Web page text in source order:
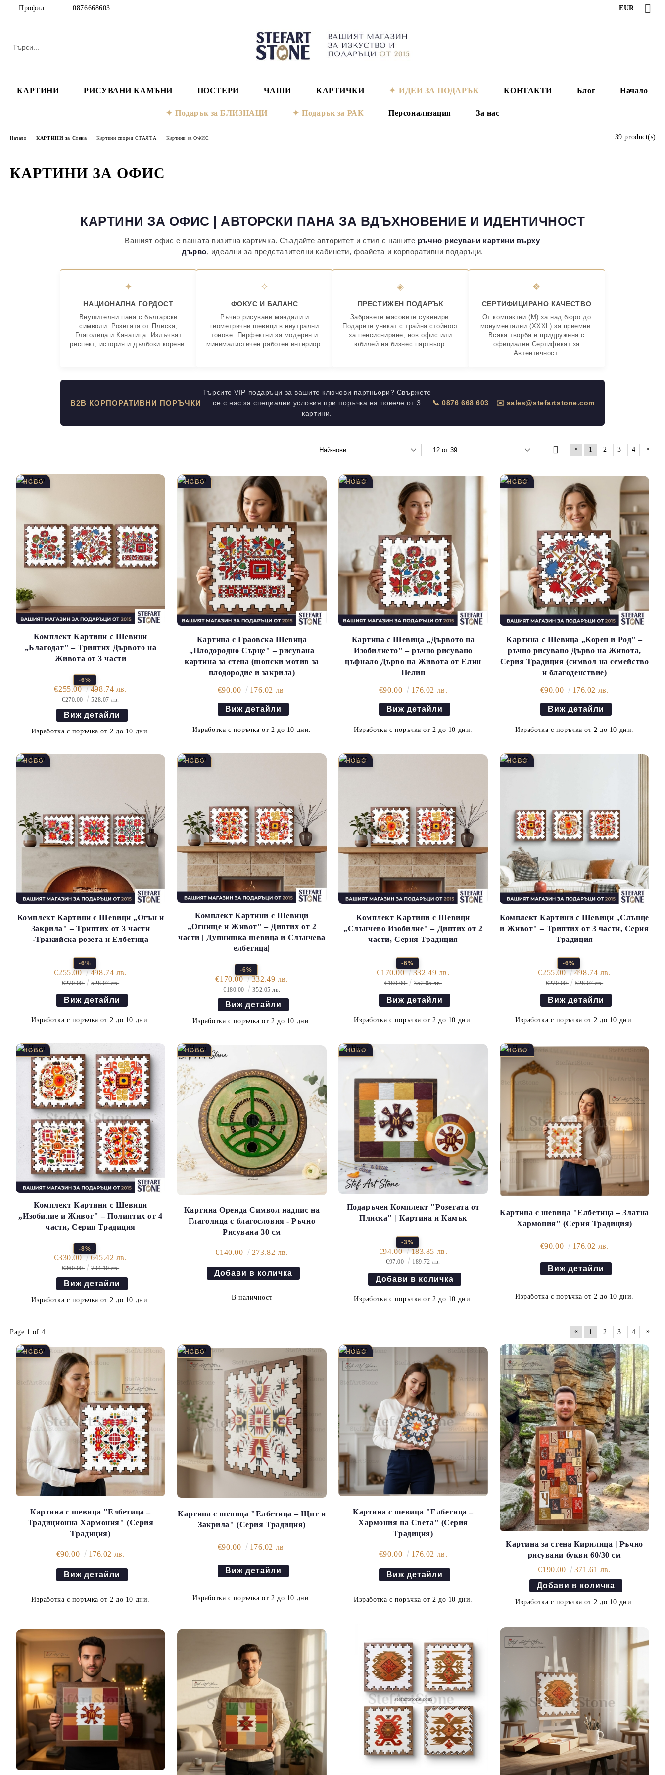
Профил 0876668603 EUR
КАРТИНИ РИСУВАНИ КАМЪНИ ПОСТЕРИ ЧАШИ КАРТИЧКИ ИДЕИ ЗА ПОДАРЪК КОНТАКТИ Блог Начало
Подарък за БЛИЗНАЦИ Подарък за РАК Персонализация За нас
Начало КАРТИНИ за Стена Картини според СТАЯТА Картини за ОФИС
КАРТИНИ ЗА ОФИС
КАРТИНИ ЗА ОФИС | АВТОРСКИ ПАНА ЗА ВДЪХНОВЕНИЕ И ИДЕНТИЧНОСТ
Вашият офис е вашата визитна картичка. Създайте авторитет и стил с нашите ръчно рисувани картини върху
дърво, идеални за представителни кабинети, фоайета и корпоративни подаръци.
✦
НАЦИОНАЛНА ГОРДОСТ
Внушителни пана с български
символи: Розетата от Плиска,
Глаголица и Канатица. Излъчват
респект, история и дълбоки корени.
✧
ФОКУС И БАЛАНС
Ръчно рисувани мандали и
геометрични шевици в неутрални
тонове. Перфектни за модерен и
минималистичен работен интериор.
◈
ПРЕСТИЖЕН ПОДАРЪК
Забравете масовите сувенири.
Подарете уникат с трайна стойност
за пенсиониране, нов офис или
юбилей на бизнес партньор.
❖
СЕРТИФИЦИРАНО КАЧЕСТВО
От компактни (M) за над бюро до
монументални (XXXL) за приемни.
Всяка творба е придружена с
официален Сертификат за
Автентичност.
B2B КОРПОРАТИВНИ ПОРЪЧКИ
Търсите VIP подаръци за вашите ключови партньори? Свържете
се с нас за специални условия при поръчка на повече от 3
картини.
📞 0876 668 603 ✉️ sales@stefartstone.com
39 product(s)
« 1 2 3 4 »
Комплект Картини с Шевици
„Благодат" – Триптих Дървото на
Живота от 3 части
-6%
€255.00 498.74 лв.
€270.00 528.07 лв.
Виж детайли
Изработка с поръчка от 2 до 10 дни.
Картина с Граовска Шевица
„Плодородно Сърце" – рисувана
картина за стена (шопски мотив за
плодородие и закрила)
€90.00 176.02 лв.
Виж детайли
Изработка с поръчка от 2 до 10 дни.
Картина с Шевица „Дървото на
Изобилието" – ръчно рисувано
цъфнало Дърво на Живота от Елин
Пелин
€90.00 176.02 лв.
Виж детайли
Изработка с поръчка от 2 до 10 дни.
Картина с Шевица „Корен и Род" –
ръчно рисувано Дърво на Живота,
Серия Традиция (символ на семейство
и благоденствие)
€90.00 176.02 лв.
Виж детайли
Изработка с поръчка от 2 до 10 дни.
Комплект Картини с Шевици „Огън и
Закрила" – Триптих от 3 части
-Тракийска розета и Елбетица
-6%
€255.00 498.74 лв.
€270.00 528.07 лв.
Виж детайли
Изработка с поръчка от 2 до 10 дни.
Комплект Картини с Шевици
„Огнище и Живот" – Диптих от 2
части | Дупнишка шевица и Слънчева
елбетица|
-6%
€170.00 332.49 лв.
€180.00 352.05 лв.
Виж детайли
Изработка с поръчка от 2 до 10 дни.
Комплект Картини с Шевици
„Слънчево Изобилие" – Диптих от 2
части, Серия Традиция
-6%
€170.00 332.49 лв.
€180.00 352.05 лв.
Виж детайли
Изработка с поръчка от 2 до 10 дни.
Комплект Картини с Шевици „Слънце
и Живот" – Триптих от 3 части, Серия
Традиция
-6%
€255.00 498.74 лв.
€270.00 528.07 лв.
Виж детайли
Изработка с поръчка от 2 до 10 дни.
Комплект Картини с Шевици
„Изобилие и Живот" – Полиптих от 4
части, Серия Традиция
-8%
€330.00 645.42 лв.
€360.00 704.10 лв.
Виж детайли
Изработка с поръчка от 2 до 10 дни.
Картина Оренда Символ надпис на
Глаголица с благословия - Ръчно
Рисувана 30 см
€140.00 273.82 лв.
В наличност
Подаръчен Комплект "Розетата от
Плиска" | Картина и Камък
-3%
€94.00 183.85 лв.
€97.00 189.72 лв.
Изработка с поръчка от 2 до 10 дни.
Картина с шевица "Елбетица – Златна
Хармония" (Серия Традиция)
€90.00 176.02 лв.
Виж детайли
Изработка с поръчка от 2 до 10 дни.
Page 1 of 4 « 1 2 3 4 »
Картина с шевица "Елбетица –
Традиционна Хармония" (Серия
Традиция)
€90.00 176.02 лв.
Виж детайли
Изработка с поръчка от 2 до 10 дни.
Картина с шевица "Елбетица – Щит и
Закрила" (Серия Традиция)
€90.00 176.02 лв.
Виж детайли
Изработка с поръчка от 2 до 10 дни.
Картина с шевица "Елбетица –
Хармония на Света" (Серия
Традиция)
€90.00 176.02 лв.
Виж детайли
Изработка с поръчка от 2 до 10 дни.
Картина за стена Кирилица | Ръчно
рисувани букви 60/30 см
€190.00
371.61 лв.
Изработка с поръчка от 2 до 10 дни.